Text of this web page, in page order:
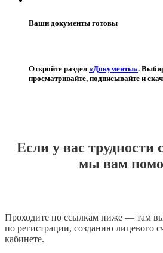
Ваши документы готовы
Откройте раздел «Документы».
просматривайте, подписывайте и
Если у вас трудности
мы вам
Проходите по ссылкам ниже — там
по регистрации, созданию лицевого
кабинете.